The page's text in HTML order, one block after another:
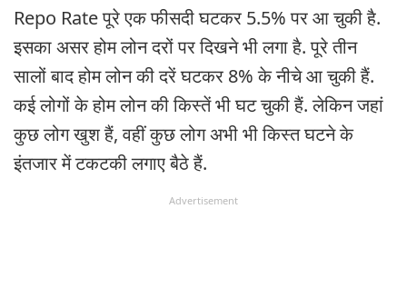
Repo Rate पूरे एक फीसदी घटकर 5.5% पर आ चुकी है.
इसका असर होम लोन दरों पर दिखने भी लगा है. पूरे तीन
सालों बाद होम लोन की दरें घटकर 8% के नीचे आ चुकी हैं.
कई लोगों के होम लोन की किस्तें भी घट चुकी हैं. लेकिन जहां
कुछ लोग खुश हैं, वहीं कुछ लोग अभी भी किस्त घटने के
इंतजार में टकटकी लगाए बैठे हैं.
Advertisement